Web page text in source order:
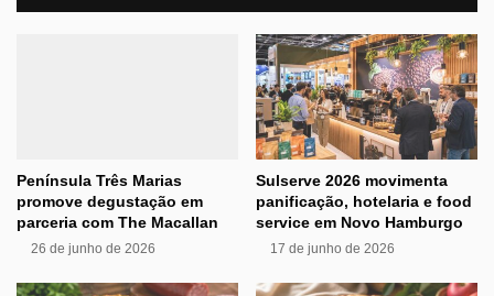
Península Três Marias
promove degustação em
parceria com The Macallan
26 de junho de 2026
Sulserve 2026 movimenta
panificação, hotelaria e food
service em Novo Hamburgo
17 de junho de 2026